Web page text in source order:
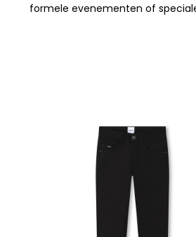
formele evenementen of